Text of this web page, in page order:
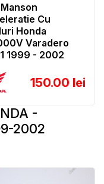
Cu
Honda
Varadero
1999 - 2002
150.00 lei
-
2002